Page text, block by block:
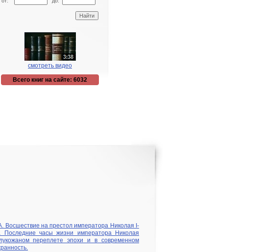
смотреть видео
Всего книг на сайте: 6032
Восшествие на престол императора Николая I-
часы жизни императора Николая
переплете эпохи и в современном